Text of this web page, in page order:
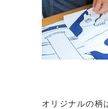
オリジナルの柄